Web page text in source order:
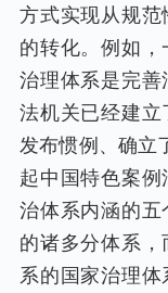
方式实现从规
的转化。例如
治理体系是完
法机关已经建
发布惯例、确立
起中国特色案
治体系内涵的
的诸多分体系
系的国家治理